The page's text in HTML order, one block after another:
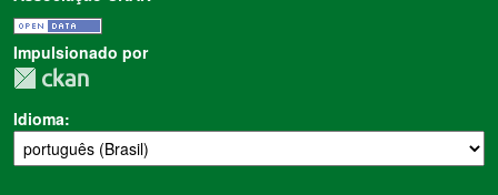
Impulsionado por
Idioma